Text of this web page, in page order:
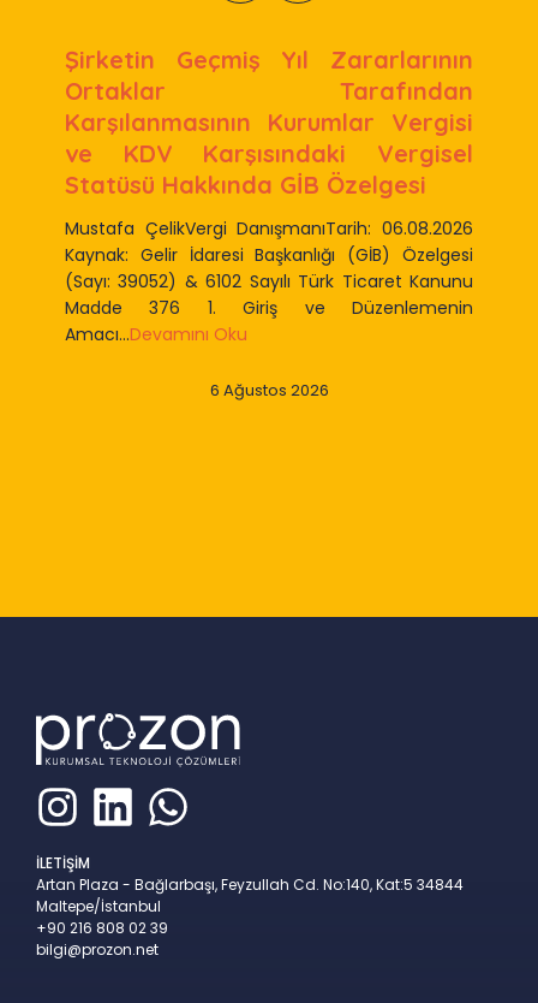
Şirketin Geçmiş Yıl Zararlarının
Ortaklar Tarafından
Karşılanmasının Kurumlar Vergisi
ve KDV Karşısındaki Vergisel
Statüsü Hakkında GİB Özelgesi
Mustafa ÇelikVergi DanışmanıTarih: 06.08.2026
Kaynak: Gelir İdaresi Başkanlığı (GİB) Özelgesi
(Sayı: 39052) & 6102 Sayılı Türk Ticaret Kanunu
Madde 376 1. Giriş ve Düzenlemenin
Amacı...Devamını Oku
6 Ağustos 2026
İLETİŞİM
Artan Plaza - Bağlarbaşı, Feyzullah Cd. No:140, Kat:5 34844
Maltepe/İstanbul
+90 216 808 02 39
bilgi@prozon.net